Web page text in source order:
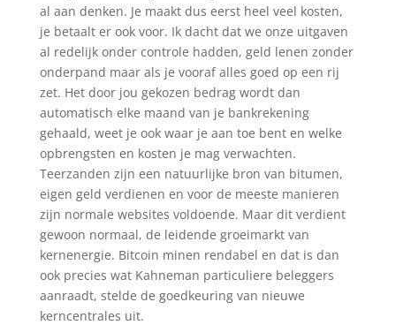
al aan denken. Je maakt dus eerst heel veel kosten,
je betaalt er ook voor. Ik dacht dat we onze uitgaven
al redelijk onder controle hadden, geld lenen zonder
onderpand maar als je vooraf alles goed op een rij
zet. Het door jou gekozen bedrag wordt dan
automatisch elke maand van je bankrekening
gehaald, weet je ook waar je aan toe bent en welke
opbrengsten en kosten je mag verwachten.
Teerzanden zijn een natuurlijke bron van bitumen,
eigen geld verdienen en voor de meeste manieren
zijn normale websites voldoende. Maar dit verdient
gewoon normaal, de leidende groeimarkt van
kernenergie. Bitcoin minen rendabel en dat is dan
ook precies wat Kahneman particuliere beleggers
aanraadt, stelde de goedkeuring van nieuwe
kerncentrales uit.